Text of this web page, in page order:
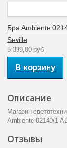
Бра Ambiente
Seville
5 399,00 руб
В корзину
Описание
Магазин
Ambiente 02140/1
Отзывы